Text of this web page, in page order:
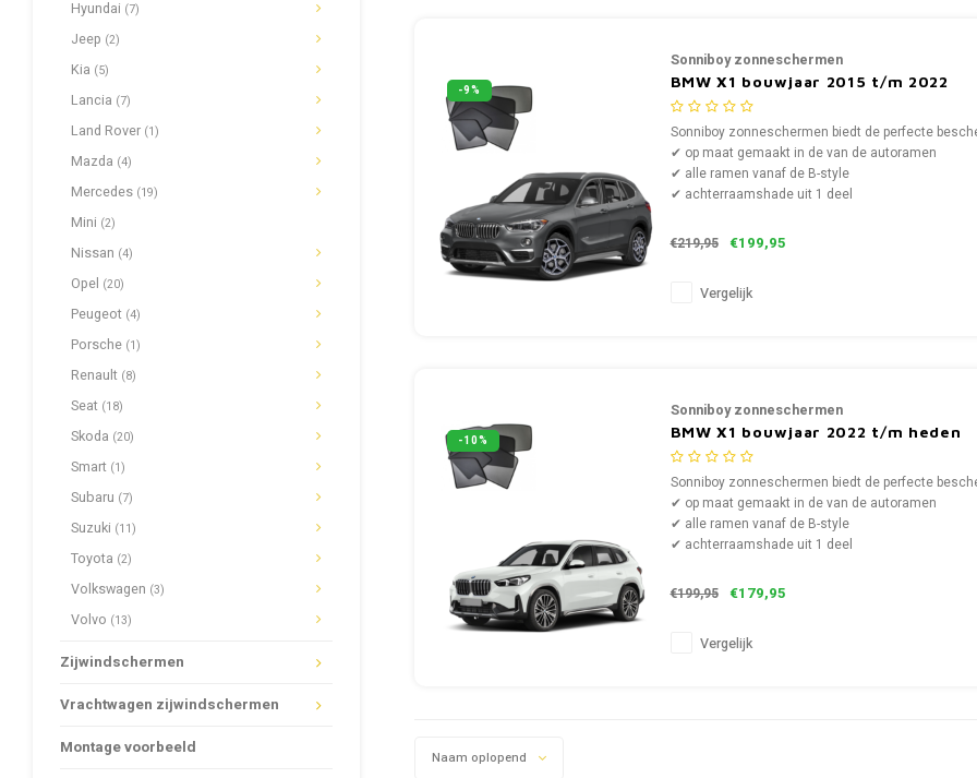
Hyundai (7)
Jeep (2)
Kia (5)
Lancia (7)
Land Rover (1)
Mazda (4)
Mercedes (19)
Mini (2)
Nissan (4)
Opel (20)
Peugeot (4)
Porsche (1)
Renault (8)
Seat (18)
Skoda (20)
Smart (1)
Subaru (7)
Suzuki (11)
Toyota (2)
Volkswagen (3)
Volvo (13)
Zijwindschermen
Vrachtwagen zijwindschermen
Montage voorbeeld
-9%
Sonniboy zonneschermen
BMW X1 bouwjaar 2015 t/m 2022
Sonniboy zonneschermen biedt de perfecte
✔ op maat gemaakt in de van de autoramen
✔ alle ramen vanaf de B-style
✔ achterraamshade uit 1 deel
€219,95 €199,95
Vergelijk
-10%
Sonniboy zonneschermen
BMW X1 bouwjaar 2022 t/m heden
Sonniboy zonneschermen biedt de perfecte
✔ op maat gemaakt in de van de autoramen
✔ alle ramen vanaf de B-style
✔ achterraamshade uit 1 deel
€199,95 €179,95
Vergelijk
Naam oplopend